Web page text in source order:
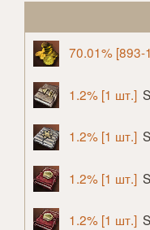
70.01% [893-
1.2% [1 шт.]
1.2% [1 шт.]
1.2% [1 шт.]
1.2% [1 шт.]